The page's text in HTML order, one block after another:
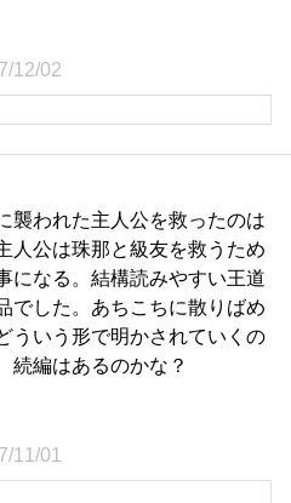
12/02
襲われた主人公を救ったのは
人公は珠那と級友を救うため
になる。結構読みやすい王道
でした。あちこちに散りばめ
ういう形で明かされていくの
続編はあるのかな？
11/01